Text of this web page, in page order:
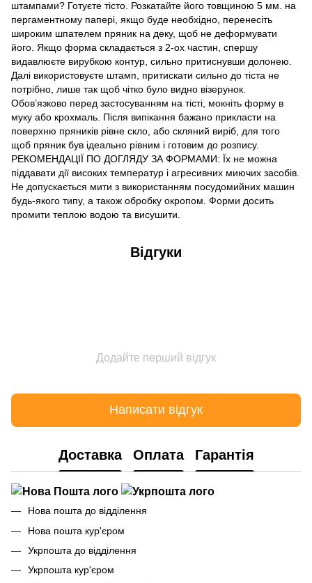
штампами? Готуєте тісто. Розкатайте його товщиною 5 мм. на
пергаментному папері, якщо буде необхідно, перенесіть
широким шпателем пряник на деку, щоб не деформувати
його. Якщо форма складається з 2-ох частин, спершу
видавлюєте вирубкою контур, сильно притиснувши долонею.
Далі використовуєте штамп, притискати сильно до тіста не
потрібно, лише так щоб чітко було видно візерунок.
Обов’язково перед застосуванням на тісті, мокніть форму в
муку або крохмаль. Після випікання бажано прикласти на
поверхню пряників рівне скло, або скляний виріб, для того
щоб пряник був ідеально рівним і готовим до розпису.
РЕКОМЕНДАЦІЇ ПО ДОГЛЯДУ ЗА ФОРМАМИ: Їх не можна
піддавати дії високих температур і агресивних миючих засобів.
Не допускається мити з використанням посудомийних машин
будь-якого типу, а також обробку окропом. Форми досить
промити теплою водою та висушити.
Відгуки
Додайте перший відгук
Написати відгук
Доставка Оплата Гарантія
Нова пошта до відділення
Нова пошта кур'єром
Укрпошта до відділення
Укрпошта кур'єром